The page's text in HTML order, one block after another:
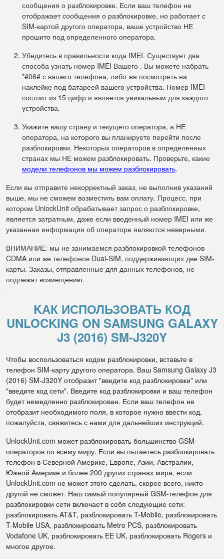
сообщения о разблокировке. Если ваш телефон не
отображает сообщения о разблокировке, но работает с
SIM-картой другого оператора, ваше устройство НЕ
прошито под определенного оператора.
Убедитесь в правильности кода IMEI. Существует два
способа узнать номер IMEI Вашего . Вы можете набрать
*#06# с вашего телефона, либо же посмотреть на
наклейке под батареей вашего устройства. Номер IMEI
состоит из 15 цифр и является уникальным для каждого
устройства.
Укажите вашу страну и текущего оператора, а НЕ
оператора, на которого вы планируете перейти после
разблокировки. Некоторых операторов в определенных
странах мы НЕ можем разблокировать. Проверьте, какие
модели телефонов мы можем разблокировать.
Если вы отправите некорректный заказ, не выполнив указаний
выше, мы не сможем возместить вам оплату. Процесс, при
котором UnlockUnit обрабатывает запрос о разблокировке,
является затратным, даже если введенный номер IMEI или же
указанная информация об операторе являются неверными.
ВНИМАНИЕ: мы не занимаемся разблокировкой телефонов
CDMA или же телефонов Dual-SIM, поддерживающих две SIM-
карты. Заказы, отправленные для данных телефонов, не
подлежат возмещению.
KАК ИСПОЛЬЗОВАТЬ КОД
UNLOCKING ON SAMSUNG GALAXY
J3 (2016) SM-J320Y
Чтобы воспользоваться кодом разблокировки, вставьте в
телефон SIM-карту другого оператора. Ваш Samsung Galaxy J3
(2016) SM-J320Y отобразит "введите код разблокировки" или
"введите код сети". Введите код разблокировки и ваш телефон
будет немедленно разблокирован. Если ваш телефон не
отобразит необходимого поля, в которое нужно ввести код,
пожалуйста, свяжитесь с нами для дальнейших инструкций.
UnlockUnit.com может разблокировать большинство GSM-
операторов по всему миру. Если вы пытаетесь разблокировать
телефон в Северной Америке, Европе, Азии, Австралии,
Южной Америке и более 200 других странах мира, если
UnlockUnit.com не может этого сделать, скорее всего, никто
другой не сможет. Наш самый популярный GSM-телефон для
разблокировки сети включает в себя следующие сети:
разблокировать AT&T, разблокировать T-Mobile, разблокировать
T-Mobile USA, разблокировать Metro PCS, разблокировать
Vodafone UK, разблокировать EE UK, разблокировать Rogers и
многое другое.